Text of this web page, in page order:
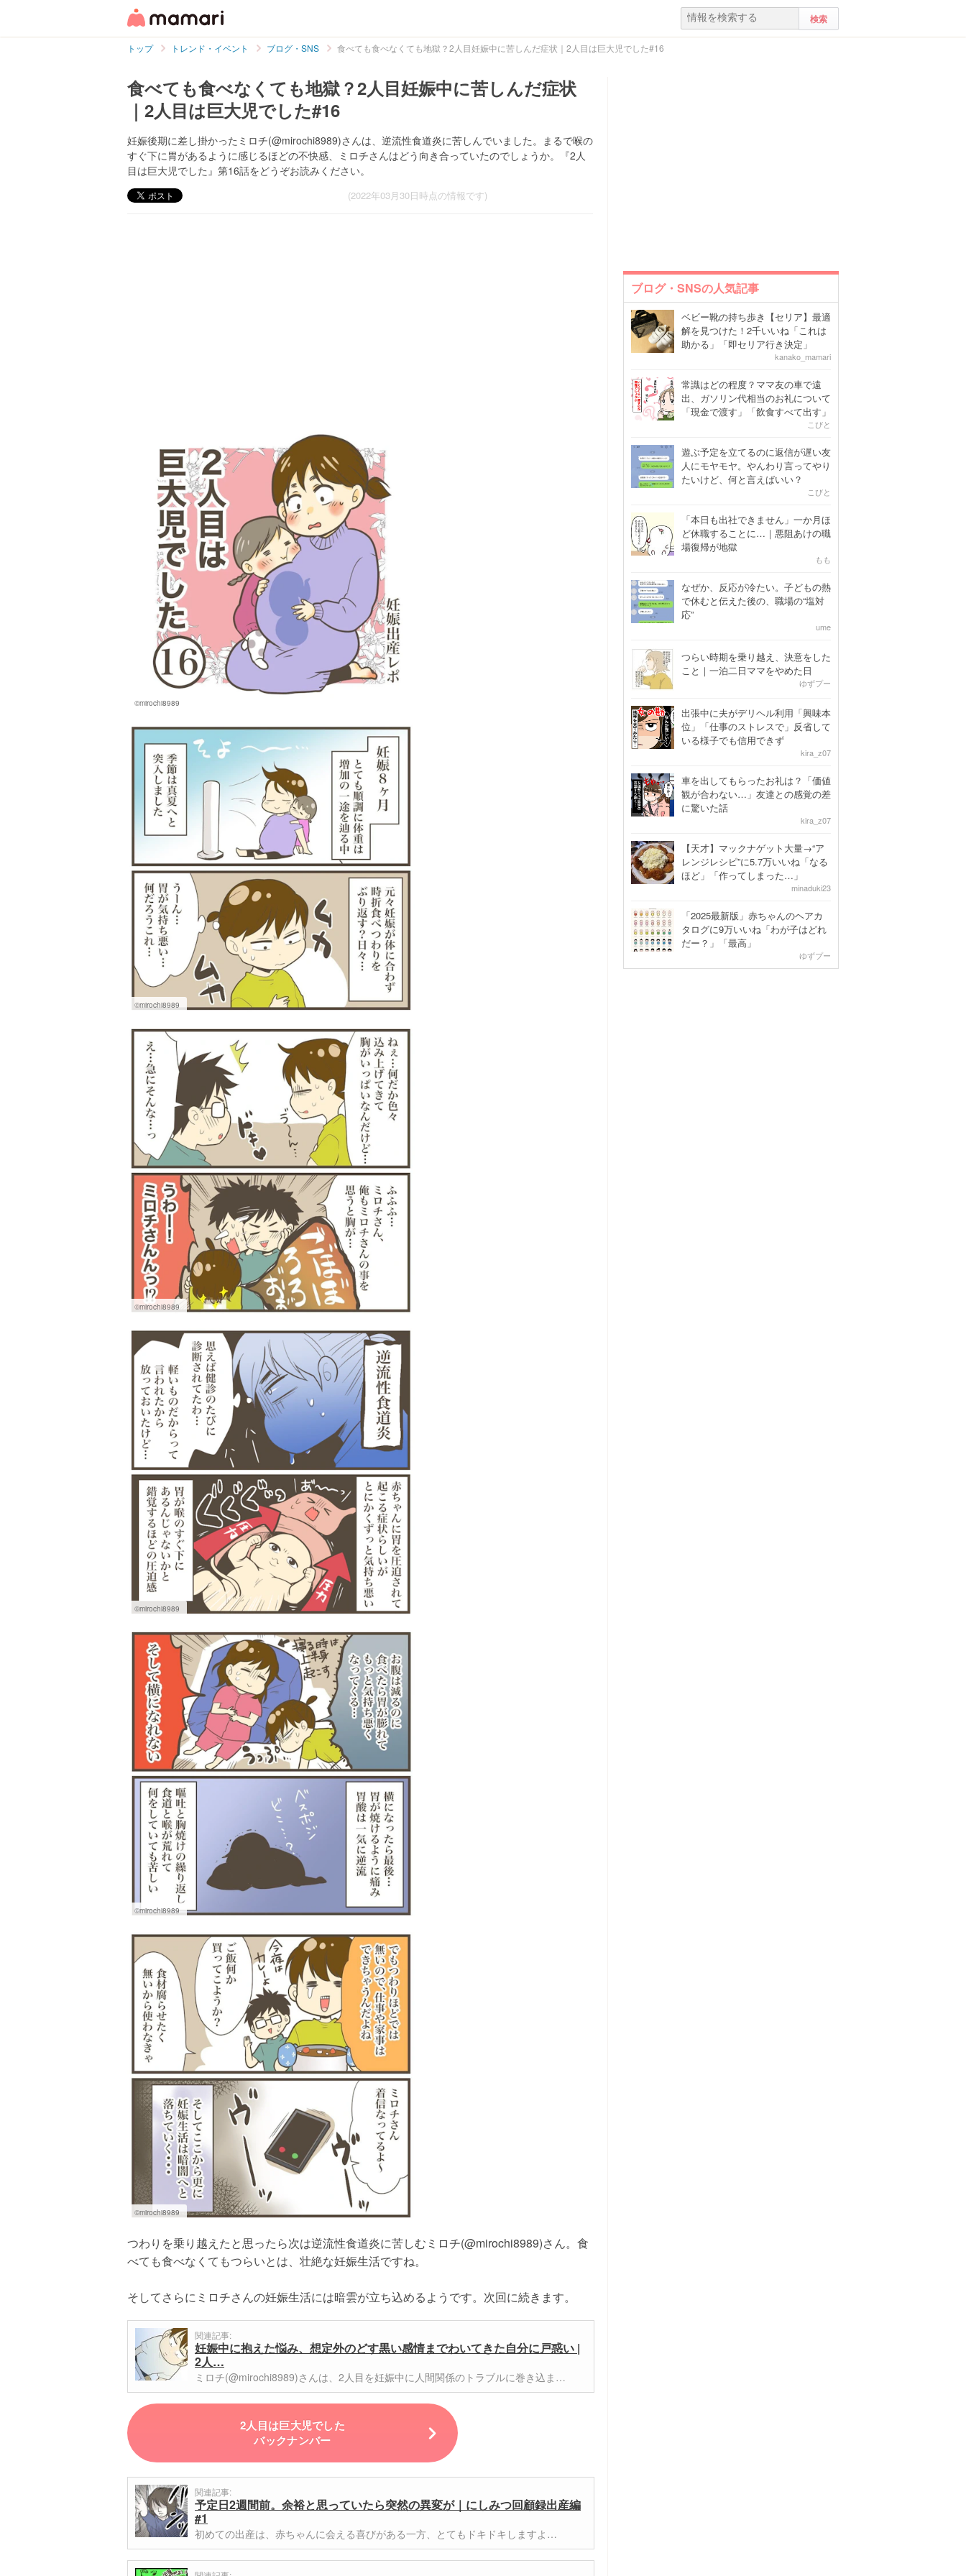
トップ トレンド・イベント ブログ・SNS 食べても食べなくても地獄？2人目妊娠中に苦しんだ症状｜2人目は巨大児でした#16
食べても食べなくても地獄？2人目妊娠中に苦しんだ症状
｜2人目は巨大児でした#16
妊娠後期に差し掛かったミロチ(@mirochi8989)さんは、逆流性食道炎に苦しんでいました。まるで喉の
すぐ下に胃があるように感じるほどの不快感、ミロチさんはどう向き合っていたのでしょうか。『2人
目は巨大児でした』第16話をどうぞお読みください。
(2022年03月30日時点の情報です)
©mirochi8989
©mirochi8989
©mirochi8989
©mirochi8989
©mirochi8989
©mirochi8989
つわりを乗り越えたと思ったら次は逆流性食道炎に苦しむミロチ(@mirochi8989)さん。食
べても食べなくてもつらいとは、壮絶な妊娠生活ですね。
そしてさらにミロチさんの妊娠生活には暗雲が立ち込めるようです。次回に続きます。
関連記事:
妊娠中に抱えた悩み、想定外のどす黒い感情までわいてきた自分に戸惑い |
2人…
ミロチ(@mirochi8989)さんは、2人目を妊娠中に人間関係のトラブルに巻き込ま…
2人目は巨大児でした
バックナンバー
関連記事:
予定日2週間前。余裕と思っていたら突然の異変が｜にしみつ回顧録出産編
#1
初めての出産は、赤ちゃんに会える喜びがある一方、とてもドキドキしますよ…
ブログ・SNSの人気記事
ベビー靴の持ち歩き【セリア】最適
解を見つけた！2千いいね「これは
助かる」「即セリア行き決定」
kanako_mamari
常識はどの程度？ママ友の車で遠
出、ガソリン代相当のお礼について
「現金で渡す」「飲食すべて出す」
こびと
遊ぶ予定を立てるのに返信が遅い友
人にモヤモヤ。やんわり言ってやり
たいけど、何と言えばいい？
こびと
「本日も出社できません」一か月ほ
ど休職することに…｜悪阻あけの職
場復帰が地獄
もも
なぜか、反応が冷たい。子どもの熱
で休むと伝えた後の、職場の“塩対
応”
ume
つらい時期を乗り越え、決意をした
こと｜一泊二日ママをやめた日
ゆずプー
出張中に夫がデリヘル利用「興味本
位」「仕事のストレスで」反省して
いる様子でも信用できず
kira_z07
車を出してもらったお礼は？「価値
観が合わない…」友達との感覚の差
に驚いた話
kira_z07
【天才】マックナゲット大量→“ア
レンジレシピ”に5.7万いいね「なる
ほど」「作ってしまった…」
minaduki23
「2025最新版」赤ちゃんのヘアカ
タログに9万いいね「わが子はどれ
だー？」「最高」
ゆずプー